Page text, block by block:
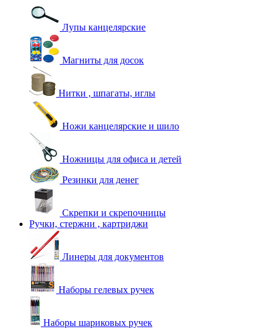
Лупы канцелярские
Магниты для досок
Нитки , шпагаты, иглы
Ножи канцелярские и шило
Ножницы для офиса и детей
Резинки для денег
Скрепки и скрепочницы
Ручки, стержни , картриджи
Линеры для документов
Наборы гелевых ручек
Наборы шариковых ручек